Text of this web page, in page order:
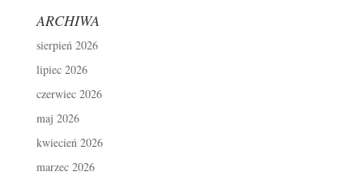
ARCHIWA
sierpień 2026
lipiec 2026
czerwiec 2026
maj 2026
kwiecień 2026
marzec 2026